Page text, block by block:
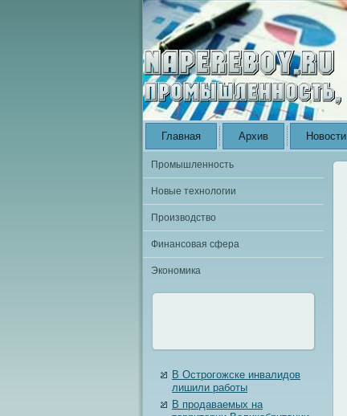
Главная Архив Новости
Промышленность
Новые технологии
Производство
Финансовая сфера
Экономика
В Острогожске инвалидов
лишили работы
В продаваемых на